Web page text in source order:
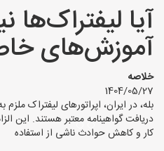
آیا لیفتراک‌ها
آموزش‌های
خلاصه
1404/05/27
بله، در ایران، اپراتورهای لیفتراک
دریافت گواهینامه معتبر هستند. این
کار و کاهش حوادث ناشی از استفاده